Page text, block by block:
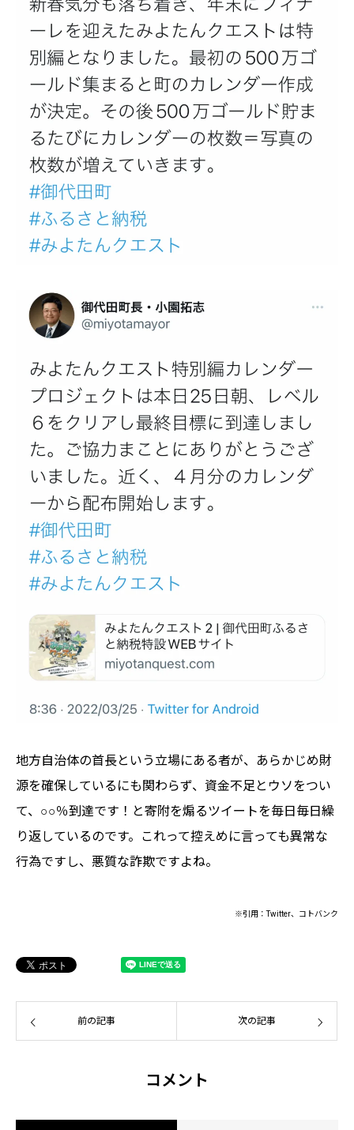
地方自治体の首長という立場にある者が、あらかじめ財
源を確保しているにも関わらず、資金不足とウソをつい
て、○○％到達です！と寄附を煽るツイートを毎日毎日繰
り返しているのです。これって控えめに言っても異常な
行為ですし、悪質な詐欺ですよね。
※引用：Twitter、コトバンク
前の記事 次の記事
コメント